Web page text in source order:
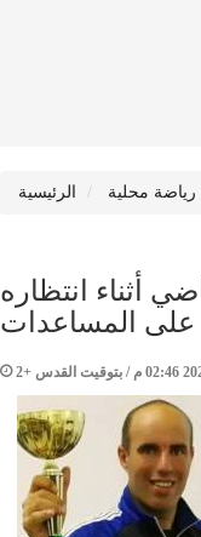
الرئيسية رياضة محلية
أثناء انتظاره
على المساعدات